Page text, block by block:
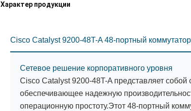
Характер продукции
Cisco Catalyst 9200-48T-A 48-портный
Сетевое решение корпоративного уровня
Cisco Catalyst 9200-48T-A представляет
обеспечивающее надежную
операционную простоту.Этот 48-портный